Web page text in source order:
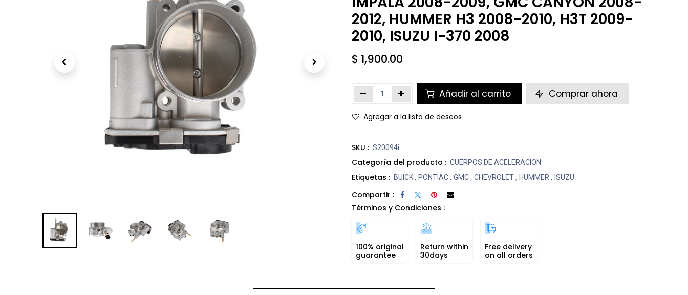
2012, HUMMER H3 2008-2010, H3T 2009-
2010, ISUZU I-370 2008
$ 1,900.00
Añadir al carrito Comprar ahora
Agregar a la lista de deseos
SKU : S20094i
Categoría del producto : CUERPOS DE ACELERACION
Etiquetas : BUICK, PONTIAC, GMC, CHEVROLET, HUMMER , ISUZU
Compartir :
Términos y Condiciones :
100% original
guarantee
Return within
30days
Free delivery
on all orders